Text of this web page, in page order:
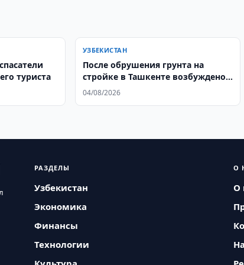
туриста
УЗБЕКИСТАН
После обрушения грунта на
стройке в Ташкенте возбуждено
уголовное дело
04/08/2026
РАЗДЕЛЫ
Узбекистан
Экономика
Финансы
Технологии
О
О